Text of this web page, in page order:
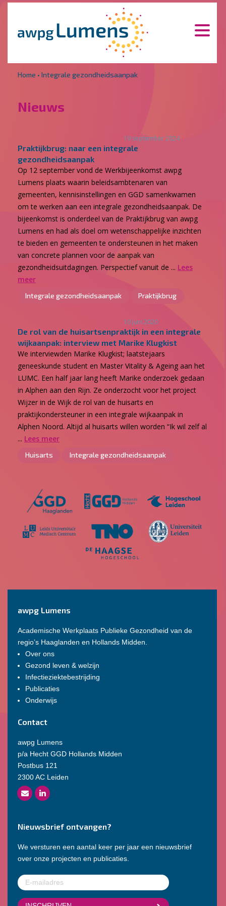
Home • Integrale gezondheidsaanpak
Nieuws
19 september 2024
Praktijkbrug: naar een integrale
gezondheidsaanpak
Op 12 september vond de Werkbijeenkomst awpg
Lumens plaats waarin beleidsambtenaren van
gemeenten, kennisinstellingen en GGD samenkwamen
om te werken aan een integrale gezondheidsaanpak. De
bijeenkomst is onderdeel van de Praktijkbrug van awpg
Lumens en had als doel om wetenschappelijke inzichten
te bieden en gemeenten te ondersteunen in het maken
van concrete plannen voor de aanpak van
gezondheidsuitdagingen. Perspectief vanuit de ... Lees
meer
Integrale gezondheidsaanpak Praktijkbrug
10 juni 2020
De rol van de huisartsenpraktijk in een integrale
wijkaanpak: interview met Marike Klugkist
We interviewden Marike Klugkist; laatstejaars
geneeskunde student en Master Vitality & Ageing aan het
LUMC. Een half jaar lang heeft Marike onderzoek gedaan
in Alphen aan den Rijn. Ze onderzocht voor het project
Wijzer in de Wijk de rol van de huisarts en
praktijkondersteuner in een integrale wijkaanpak in
Alphen Noord. Altijd al huisarts willen worden “Ik wil zelf al
... Lees meer
Huisarts Integrale gezondheidsaanpak
awpg Lumens
Academische Werkplaats Publieke Gezondheid van de
regio’s Haaglanden en Hollands Midden.
Over ons
Gezond leven & welzijn
Infectieziektebestrijding
Publicaties
Onderwijs
Contact
awpg Lumens
p/a Hecht GGD Hollands Midden
Postbus 121
2300 AC Leiden
Nieuwsbrief ontvangen?
We versturen een aantal keer per jaar een nieuwsbrief
over onze projecten en publicaties.
E-
mailadres(Vereist)